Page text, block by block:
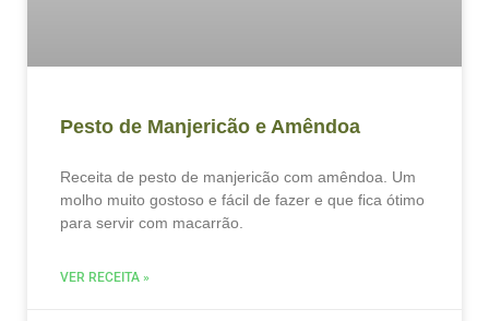
Pesto de Manjericão e Amêndoa
Receita de pesto de manjericão com amêndoa. Um
molho muito gostoso e fácil de fazer e que fica ótimo
para servir com macarrão.
VER RECEITA »